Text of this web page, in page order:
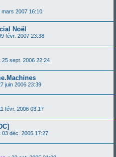
mars 2007 16:10
Noël
févr. 2007 23:38
25 sept. 2006 22:24
juin 2006 23:39
févr. 2006 03:17
03 déc. 2005 17:27